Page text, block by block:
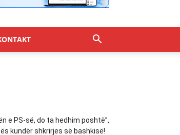
e PS-së, do ta hedhim poshtë”,
kundër shkrirjes së bashkisë!